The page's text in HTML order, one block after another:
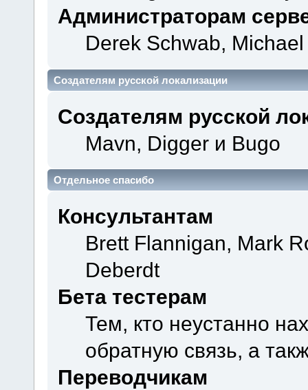
Администраторам
Derek Schwab,
Создателям русской локализации
Создателям русской
Mavn, Digger и Bugo
Отдельное спасибо
Консультантам
Brett Flannigan, Mark
Deberdt
Бета тестерам
Тем, кто неустанно
обратную связь, а
Переводчикам